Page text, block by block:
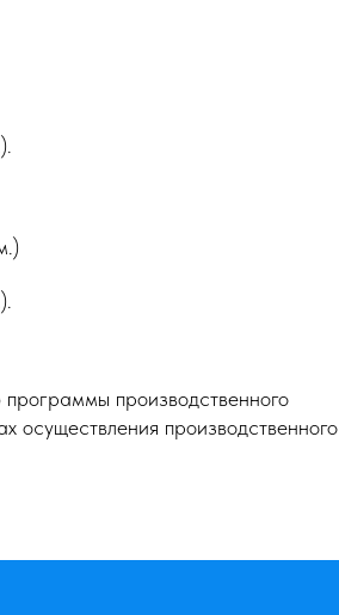
производственного
осуществления производственного